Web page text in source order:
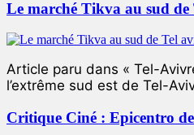
Le marché Tikva au sud de
Article paru dans « Tel-
l’extrême sud est de Tel-
Critique Ciné : Epicentro